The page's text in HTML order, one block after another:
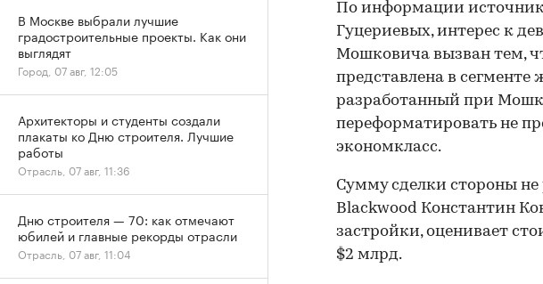
По информации
Гуцериевых, интерес к
Мошковича вызван тем,
представлена в сегменте
разработанный при
переформатировать не
экономкласс.
Сумму сделки стороны
Blackwood Константин
застройки, оценивает
$2 млрд.
В Москве выбрали лучшие
градостроительные проекты. Как они
выглядят
Город, 07 авг, 12:05
Архитекторы и студенты создали
плакаты ко Дню строителя. Лучшие
работы
Отрасль, 07 авг, 11:36
Дню строителя — 70: как отмечают
юбилей и главные рекорды отрасли
Отрасль, 07 авг, 11:04